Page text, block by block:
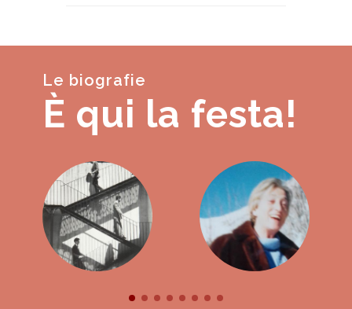
Le biografie
È qui la festa!